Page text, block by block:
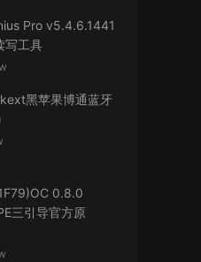
Pro v5.4.6.1441
写工具
黑苹果博通蓝牙
0.8.0
三引导官方原